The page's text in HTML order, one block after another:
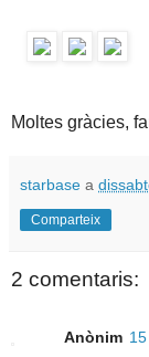
Moltes gràcies,
starbase a
Comparteix
2 comentaris:
Anònim